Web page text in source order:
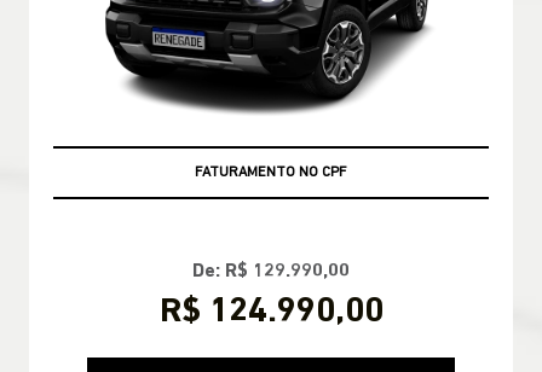
FATURAMENTO NO CPF
De: R$ 129.990,00
R$ 124.990,00